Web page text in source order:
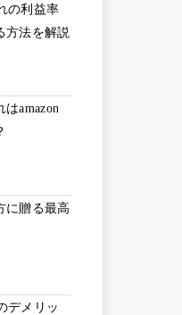
の利益率
方法を解説
はamazon
に贈る最高
デメリッ